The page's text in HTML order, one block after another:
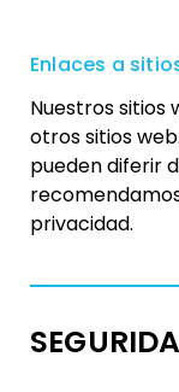
Enlaces a
Nuestros sitios
otros sitios
pueden diferir
privacidad.